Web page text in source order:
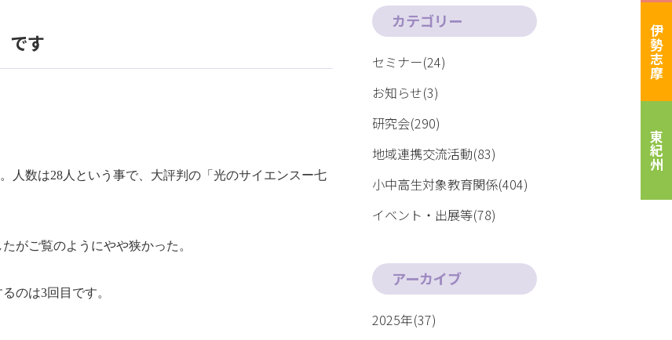
伊勢志摩
東紀州
です
人数は28 人という事で、大評判の「光のサイエンスー七
がご覧のようにやや狭かった。
のは3回目です。
カテゴリー
セミナー(24)
お知らせ(3)
研究会(290)
地域連携交流活動(83)
小中高生対象教育関係(404)
イベント・出展等(78)
アーカイブ
2025年(37)